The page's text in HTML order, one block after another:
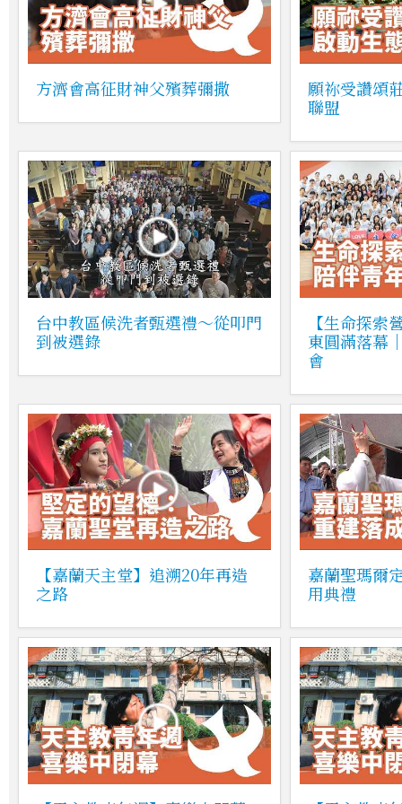
方濟會高征財神父殯葬彌撒
願祢受讚頌
聯盟
台中教區候洗者甄選禮～從叩門
到被選錄
【生命探索
東圓滿落幕
會
【嘉蘭天主堂】追溯20年再造
之路
嘉蘭聖瑪爾
用典禮